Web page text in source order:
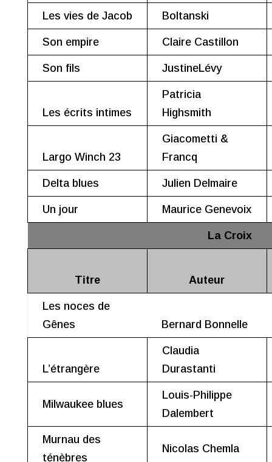
Les vies de Jacob Boltanski
Son empire Claire Castillon
Son fils JustineLévy
Les écrits intimes
Patricia
Highsmith
Largo Winch 23
Giacometti &
Francq
Delta blues Julien Delmaire
Un jour Maurice Genevoix
La Croix
Titre Auteur
Les noces de
Gênes
Bernard Bonnelle
L’étrangère
Claudia
Durastanti
Milwaukee blues
Louis-Philippe
Dalembert
Murnau des
ténèbres
Nicolas Chemla